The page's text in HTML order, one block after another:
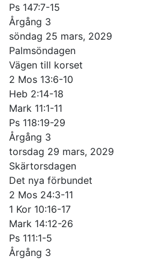
Ps 147:7-15
Årgång 3
söndag 25 mars, 2029
Palmsöndagen
Vägen till korset
2 Mos 13:6-10
Heb 2:14-18
Mark 11:1-11
Ps 118:19-29
Årgång 3
torsdag 29 mars, 2029
Skärtorsdagen
Det nya förbundet
2 Mos 24:3-11
1 Kor 10:16-17
Mark 14:12-26
Ps 111:1-5
Årgång 3